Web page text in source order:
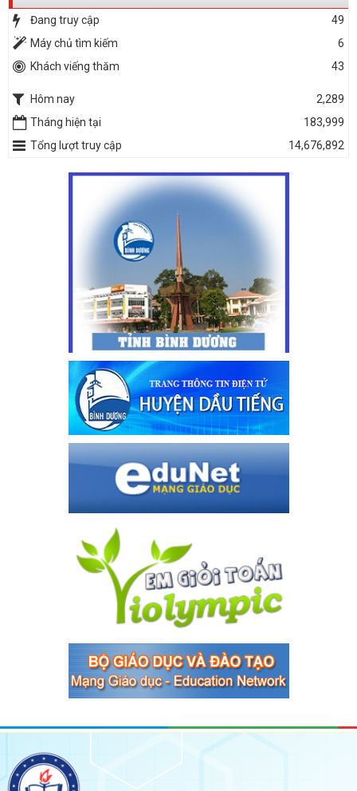
Đang truy cập
49
Máy chủ tìm kiếm
6
Khách viếng thăm
43
Hôm nay
2,289
Tháng hiện tại
183,999
Tổng lượt truy cập
14,676,892